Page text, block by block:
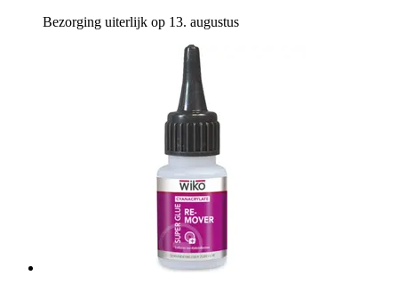
Bezorging uiterlijk op 13. augustus